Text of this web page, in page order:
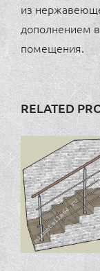
из
дополнением
помещения.
RELATED